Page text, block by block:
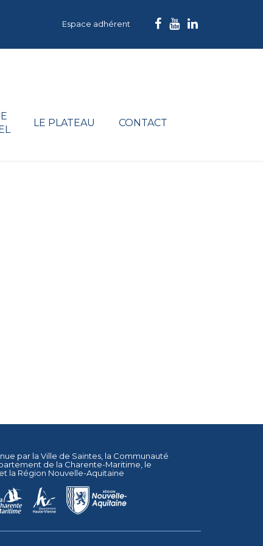
Espace adhérent
LE PLATEAU CONTACT
par la Ville de Saintes , la Communauté
de la Charente-Maritime , le
et la Région Nouvelle-Aquitaine